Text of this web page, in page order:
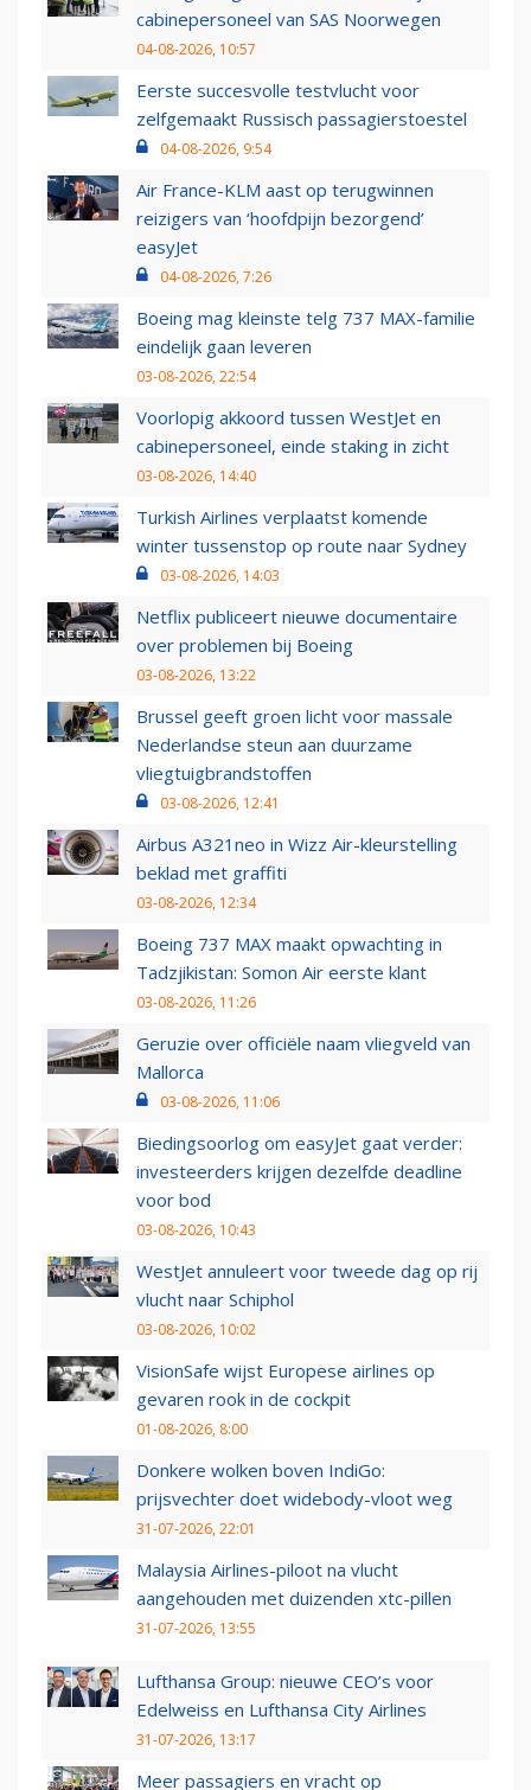
cabinepersoneel van SAS Noorwegen
04-08-2026, 10:57
Eerste succesvolle testvlucht voor
zelfgemaakt Russisch passagierstoestel
04-08-2026, 9:54
Air France-KLM aast op terugwinnen
reizigers van ‘hoofdpijn bezorgend’
easyJet
04-08-2026, 7:26
Boeing mag kleinste telg 737 MAX-familie
eindelijk gaan leveren
03-08-2026, 22:54
Voorlopig akkoord tussen WestJet en
cabinepersoneel, einde staking in zicht
03-08-2026, 14:40
Turkish Airlines verplaatst komende
winter tussenstop op route naar Sydney
03-08-2026, 14:03
Netflix publiceert nieuwe documentaire
over problemen bij Boeing
03-08-2026, 13:22
Brussel geeft groen licht voor massale
Nederlandse steun aan duurzame
vliegtuigbrandstoffen
03-08-2026, 12:41
Airbus A321neo in Wizz Air-kleurstelling
beklad met graffiti
03-08-2026, 12:34
Boeing 737 MAX maakt opwachting in
Tadzjikistan: Somon Air eerste klant
03-08-2026, 11:26
Geruzie over officiële naam vliegveld van
Mallorca
03-08-2026, 11:06
Biedingsoorlog om easyJet gaat verder:
investeerders krijgen dezelfde deadline
voor bod
03-08-2026, 10:43
WestJet annuleert voor tweede dag op rij
vlucht naar Schiphol
03-08-2026, 10:02
VisionSafe wijst Europese airlines op
gevaren rook in de cockpit
01-08-2026, 8:00
Donkere wolken boven IndiGo:
prijsvechter doet widebody-vloot weg
31-07-2026, 22:01
Malaysia Airlines-piloot na vlucht
aangehouden met duizenden xtc-pillen
31-07-2026, 13:55
Lufthansa Group: nieuwe CEO’s voor
Edelweiss en Lufthansa City Airlines
31-07-2026, 13:17
Meer passagiers en vracht op